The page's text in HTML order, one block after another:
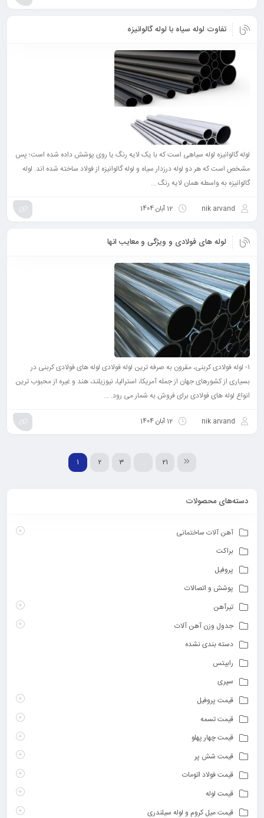
تفاوت لوله سیاه با لوله گالوانیزه
لوله گالوانیزه لوله سیاهی است که با یک لایه رنگ یا روی پوشش داده شده است؛ پس
مشخص است که هر دو لوله درزدار سیاه و لوله گالوانیزه از فولاد ساخته شده اند. لوله
گالوانیزه به واسطه همان لایه رنگ ...
nik arvand 12 آبان 1404
لوله های فولادی و ویژگی و معایب انها
۱- لوله فولادی کربنی، مقرون به صرفه ترین لوله فولادی لوله های فولادی کربنی در
بسیاری از کشورهای جهان از جمله آمریکا، استرالیا، نیوزیلند، هند و غیره از محبوب ترین
انواع لوله های فولادی برای فروش به شمار می رود. ...
nik arvand 12 آبان 1404
1 2 3 … 21
دسته‌های محصولات
آهن آلات ساختمانی
براکت
پروفیل
پوشش و اتصالات
تیرآهن
جدول وزن آهن آلات
دسته بندی نشده
رابیتس
سپری
قیمت پروفیل
قیمت تسمه
قیمت چهار پهلو
قیمت شش پر
قیمت فولاد اتومات
قیمت لوله
قیمت میل کروم و لوله سیلندری